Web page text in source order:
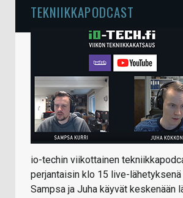
TEKNIIKKAPODCAST
io-techin viikottainen
perjantaisin klo 15 live-lähetyksenä
Sampsa ja Juha käyvät keskenään